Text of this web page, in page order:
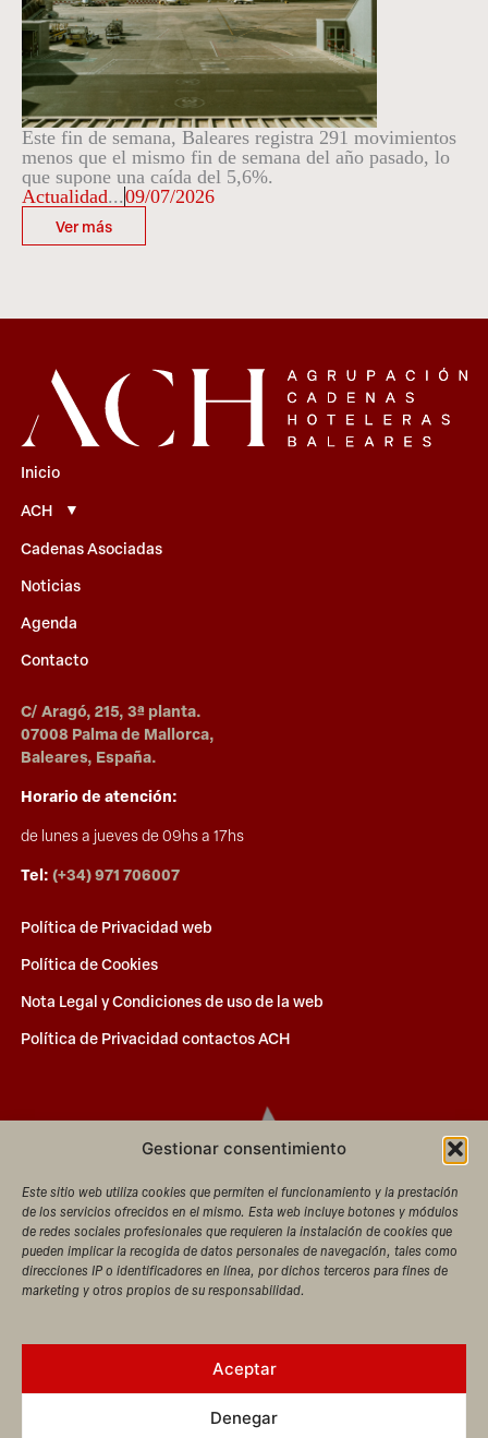
Gestionar consentimiento
Este sitio web utiliza cookies que permiten el funcionamiento y la prestación
de los servicios ofrecidos en el mismo. Esta web incluye botones y módulos
de redes sociales profesionales que requieren la instalación de cookies que
pueden implicar la recogida de datos personales de navegación, tales como
direcciones IP o identificadores en línea, por dichos terceros para fines de
marketing y otros propios de su responsabilidad.
Aceptar
Denegar
Este fin de semana, Baleares registra 291 movimientos
menos que el mismo fin de semana del año pasado, lo
que supone una caída del 5,6%.
Actualidad...09/07/2026
Ver más
Inicio
ACH
Cadenas Asociadas
Noticias
Agenda
Contacto
C/ Aragó, 215, 3ª planta.
07008 Palma de Mallorca,
Baleares, España.
Horario de atención:
de lunes a jueves de 09hs a 17hs
Tel:(+34) 971 706007
Política de Privacidad web
Política de Cookies
Nota Legal y Condiciones de uso de la web
Política de Privacidad contactos ACH